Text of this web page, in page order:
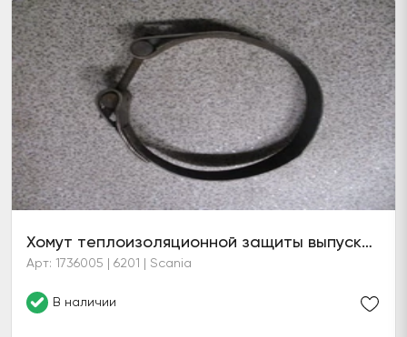
Хомут теплоизоляционной защиты выпускной трубы
Арт: 1736005 | 6201 | Scania
В наличии